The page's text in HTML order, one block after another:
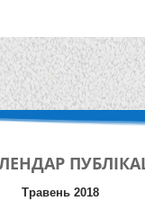
Травень 2018